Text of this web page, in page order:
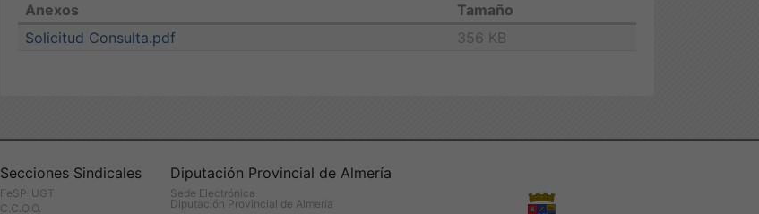
Anexos
Tamaño
Solicitud Consulta.pdf
356 KB
Secciones Sindicales
FeSP-UGT
C.C.O.O.
Diputación Provincial de Almería
Sede Electrónica
Diputación Provincial de Almería